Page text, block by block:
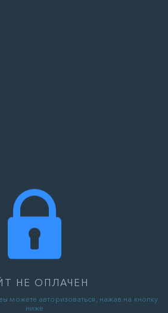
НЕ ОПЛАЧЕН
можете авторизоваться, нажав на кнопку
ниже